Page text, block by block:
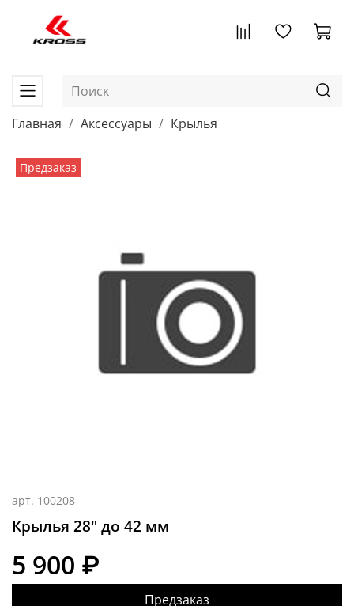
Главная Аксессуары Крылья
Предзаказ
арт. 100208
Крылья 28" до 42 мм
5 900 ₽
Предзаказ